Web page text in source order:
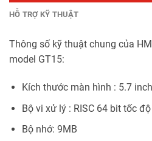
HỖ TRỢ KỸ THUẬT
Thông số kỹ thuật chung của
model GT15:
Kích thước màn hình : 5.7
Bộ vi xử lý : RISC 64 bit tốc
Bộ nhớ: 9MB